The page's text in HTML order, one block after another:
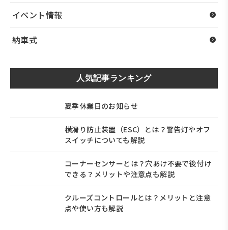
イベント情報
納車式
人気記事ランキング
夏季休業日のお知らせ
横滑り防止装置（ESC）とは？警告灯やオフ
スイッチについても解説
コーナーセンサーとは？穴あけ不要で後付け
できる？メリットや注意点も解説
クルーズコントロールとは？メリットと注意
点や使い方も解説